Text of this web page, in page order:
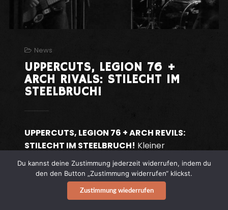
News
UPPERCUTS, LEGION 76 +
ARCH RIVALS: STILECHT IM
STEELBRUCH!
UPPERCUTS, LEGION 76 + ARCH REVILS:
STILECHT IM STEELBRUCH! Kleiner
Rückblick auf das Montags-Spektakel im
STEELBRUCHzu Hütte (aka
Eisenhüttenstadt).
Du kannst deine Zustimmung jederzeit widerrufen, indem du
den den Button „Zustimmung widerrufen“ klickst.
Zustimmung wiederrufen